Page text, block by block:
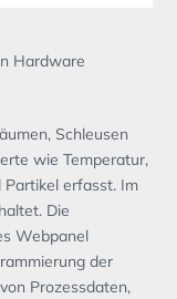
Hardware
Schleusen
wie Temperatur,
Partikel erfasst. Im
Die
Webpanel
der
Prozessdaten,